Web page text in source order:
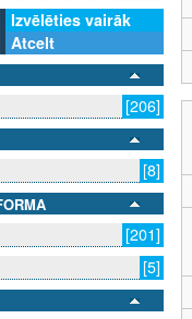
Izvēlēties vairāk
Atcelt
[206]
[8]
[201]
[5]